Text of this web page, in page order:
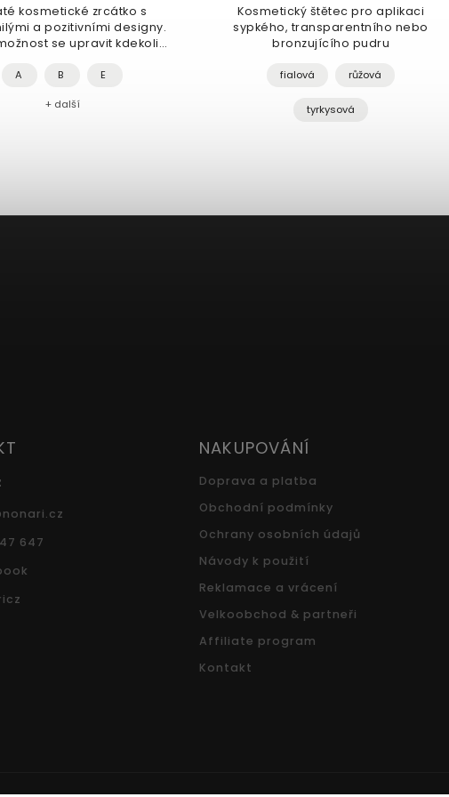
Kosmetický štětec pro aplikaci
sypkého, transparentního nebo
bronzujícího pudru
fialová
Štětec na barvení vlasů
různými funkcemi
nonari.cz
647
NAKUPOVÁNÍ
Doprava a platba
Obchodní podmínky
Ochrany osobních údajů
Návody k použití
Reklamace a vrácení
Velkoobchod & partneři
Affiliate program
Kontakt